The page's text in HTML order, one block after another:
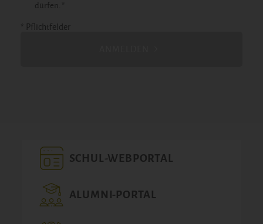
dürfen. *
* Pflichtfelder
SCHUL-WEBPORTAL
ALUMNI-PORTAL